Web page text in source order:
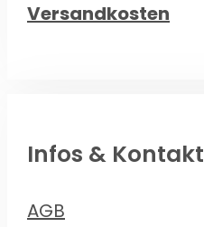
Versandkosten
Infos & Kontakt
AGB